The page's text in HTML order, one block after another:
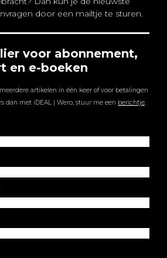
door een mailtje te sturen.
voor abonnement,
en e-boeken
artikelen in één keer of voor betalingen
dan met iDEAL | Wero, stuur me een berichtje.